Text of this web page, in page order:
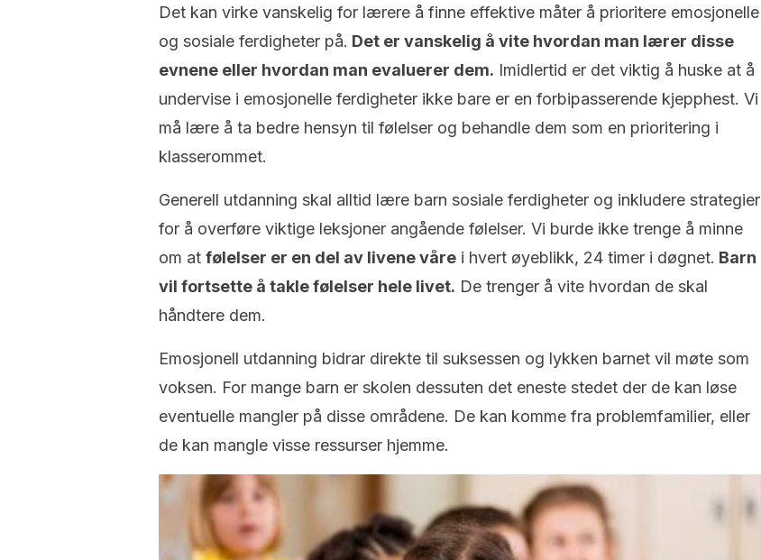
Det kan virke vanskelig for lærere å finne effektive måter å prioritere emosjonelle
og sosiale ferdigheter på. Det er vanskelig å vite hvordan man lærer disse
evnene eller hvordan man evaluerer dem. Imidlertid er det viktig å huske at å
undervise i emosjonelle ferdigheter ikke bare er en forbipasserende kjepphest. Vi
må lære å ta bedre hensyn til følelser og behandle dem som en prioritering i
klasserommet.
Generell utdanning skal alltid lære barn sosiale ferdigheter og inkludere strategier
for å overføre viktige leksjoner angående følelser. Vi burde ikke trenge å minne
om at følelser er en del av livene våre i hvert øyeblikk, 24 timer i døgnet. Barn
vil fortsette å takle følelser hele livet. De trenger å vite hvordan de skal
håndtere dem.
Emosjonell utdanning bidrar direkte til suksessen og lykken barnet vil møte som
voksen. For mange barn er skolen dessuten det eneste stedet der de kan løse
eventuelle mangler på disse områdene. De kan komme fra problemfamilier, eller
de kan mangle visse ressurser hjemme.